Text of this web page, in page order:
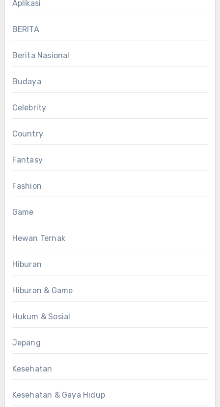
Aplikasi
BERITA
Berita Nasional
Budaya
Celebrity
Country
Fantasy
Fashion
Game
Hewan Ternak
Hiburan
Hiburan & Game
Hukum & Sosial
Jepang
Kesehatan
Kesehatan & Gaya Hidup